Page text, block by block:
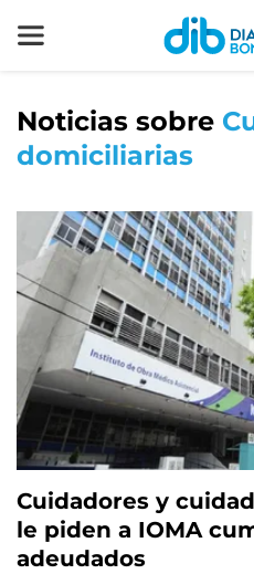
Noticias sobre
domiciliarias
Cuidadores y
le piden a IOMA
adeudados